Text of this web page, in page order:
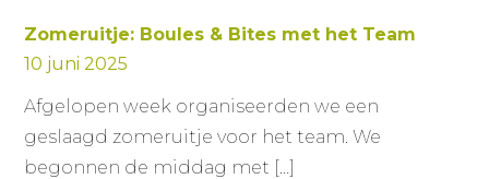
Zomeruitje: Boules & Bites met het Team
10 juni 2025
Afgelopen week organiseerden we een
geslaagd zomeruitje voor het team. We
begonnen de middag met […]